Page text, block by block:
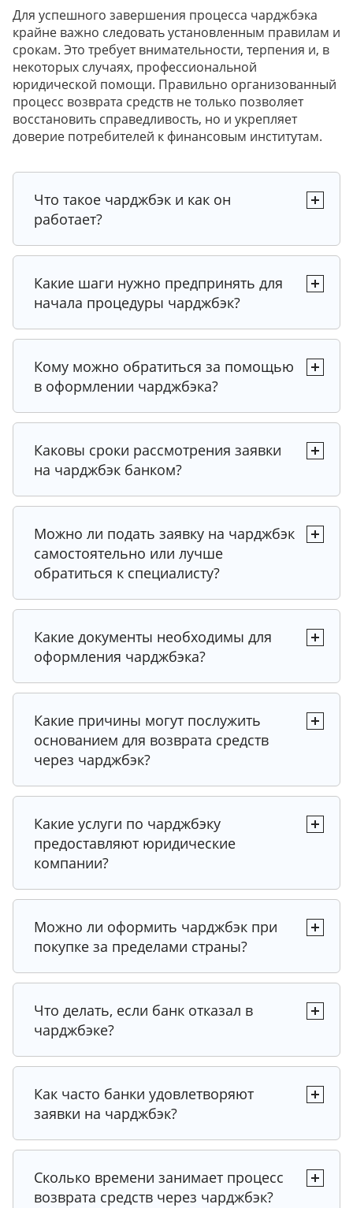
Для успешного завершения процесса чарджбэка
крайне важно следовать установленным правилам и
срокам. Это требует внимательности, терпения и, в
некоторых случаях, профессиональной
юридической помощи. Правильно организованный
процесс возврата средств не только позволяет
восстановить справедливость, но и укрепляет
доверие потребителей к финансовым институтам.
Что такое чарджбэк и как он
работает?
Какие шаги нужно предпринять для
начала процедуры чарджбэк?
Кому можно обратиться за помощью
в оформлении чарджбэка?
Каковы сроки рассмотрения заявки
на чарджбэк банком?
Можно ли подать заявку на чарджбэк
самостоятельно или лучше
обратиться к специалисту?
Какие документы необходимы для
оформления чарджбэка?
Какие причины могут послужить
основанием для возврата средств
через чарджбэк?
Какие услуги по чарджбэку
предоставляют юридические
компании?
Можно ли оформить чарджбэк при
покупке за пределами страны?
Что делать, если банк отказал в
чарджбэке?
Как часто банки удовлетворяют
заявки на чарджбэк?
Сколько времени занимает процесс
возврата средств через чарджбэк?